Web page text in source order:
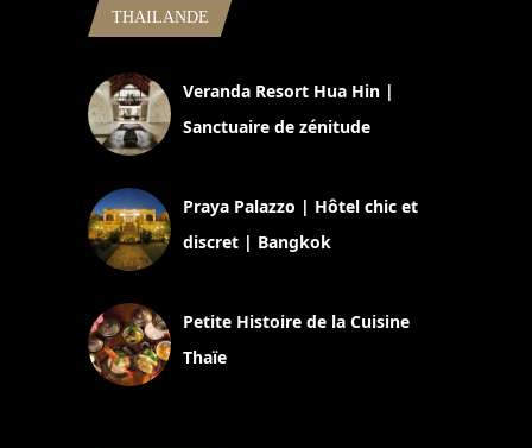
THAILANDE
Veranda Resort Hua Hin |
Sanctuaire de zénitude
Praya Palazzo | Hôtel chic et
discret | Bangkok
Petite Histoire de la Cuisine
Thaïe